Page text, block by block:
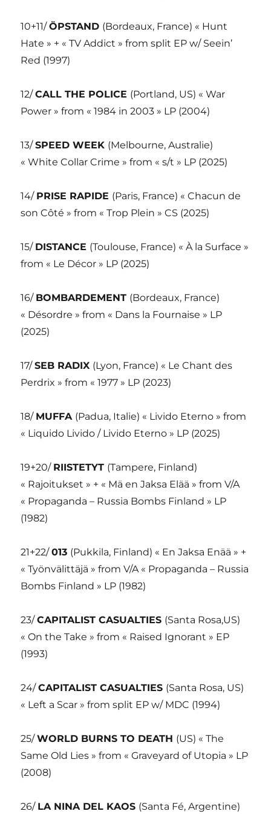
10+11/ÖPSTAND (Bordeaux, France) « Hunt
Hate » + « TV Addict » from split EP w/ Seein’
Red (1997)
12/CALL THE POLICE (Portland, US) « War
Power » from « 1984 in 2003 » LP (2004)
13/SPEED WEEK (Melbourne, Australie)
« White Collar Crime » from « s/t » LP (2025)
14/ PRISE RAPIDE (Paris, France) « Chacun de
son Côté » from « Trop Plein » CS (2025)
15/ DISTANCE (Toulouse, France) « À la Surface »
from « Le Décor » LP (2025)
16/ BOMBARDEMENT (Bordeaux, France)
« Désordre » from « Dans la Fournaise » LP
(2025)
17/SEB RADIX (Lyon, France) « Le Chant des
Perdrix » from « 1977 » LP (2023)
18/ MUFFA (Padua, Italie) « Livido Eterno » from
« Liquido Livido / Livido Eterno » LP (2025)
19+20/ RIISTETYT (Tampere, Finland)
« Rajoitukset » + « Mä en Jaksa Elää » from V/A
« Propaganda – Russia Bombs Finland » LP
(1982)
21+22/013 (Pukkila, Finland) « En Jaksa Enää » +
« Työnvälittäjä » from V/A « Propaganda – Russia
Bombs Finland » LP (1982)
23/CAPITALIST CASUALTIES (Santa Rosa,US)
« On the Take » from « Raised Ignorant » EP
(1993)
24/CAPITALIST CASUALTIES (Santa Rosa, US)
« Left a Scar » from split EP w/ MDC (1994)
25/WORLD BURNS TO DEATH (US) « The
Same Old Lies » from « Graveyard of Utopia » LP
(2008)
26/ LA NINA DEL KAOS (Santa Fé, Argentine)